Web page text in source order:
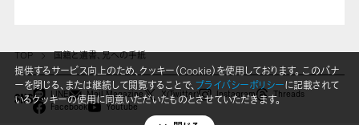
TOP 国籍と遺書、兄への手紙
SNS LINE Mail Magazine X(Twitter) Instagram
Threads
Facebook
Youtube
提供するサービス向上のため、クッキー（Cookie）を使用しております。 このバナ
ーを閉じる、または継続して閲覧することで、プライバシーポリシーに記載されて
いるクッキーの使用に同意いただいたものとさせていただきます。